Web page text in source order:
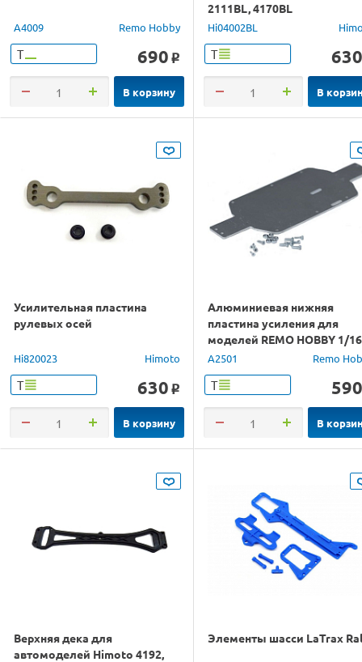
A4009 Remo Hobby
Т 690 o
В корзину
2111BL, 4170BL
Hi04002BL
Т 630
В
Усилительная пластина
рулевых осей
Hi820023 Himoto
Т 630 o
В корзину
Алюминиевая нижняя
пластина усиления для
моделей REMO HOBBY 1/16
A2501 Remo
Т 590
В
Верхняя дека для
автомоделей Himoto 4192,
Элементы шасси LaTrax